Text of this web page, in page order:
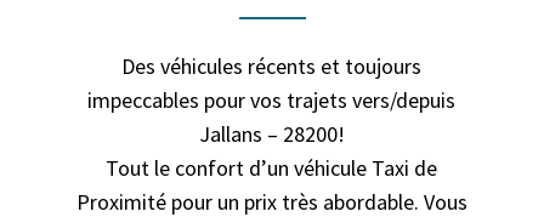
Des véhicules récents et toujours
impeccables pour vos trajets vers/depuis
Jallans – 28200!
Tout le confort d’un véhicule Taxi de
Proximité pour un prix très abordable. Vous